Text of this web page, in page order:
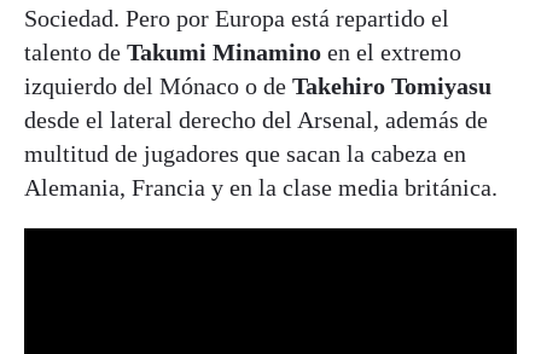
Sociedad. Pero por Europa está repartido el
talento de Takumi Minamino en el extremo
izquierdo del Mónaco o de Takehiro Tomiyasu
desde el lateral derecho del Arsenal, además de
multitud de jugadores que sacan la cabeza en
Alemania, Francia y en la clase media británica.